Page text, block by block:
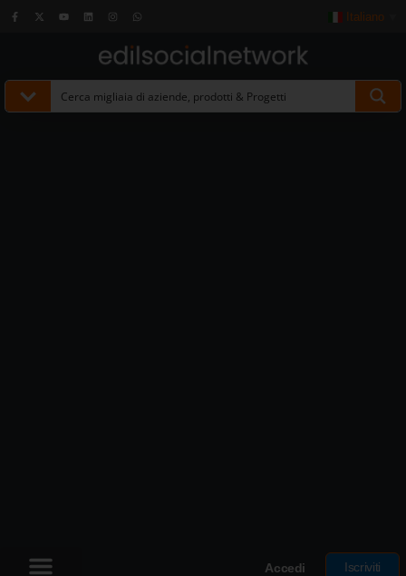
Italiano
Accedi Iscriviti